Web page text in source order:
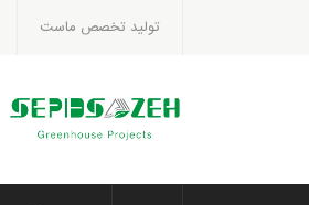
تولید تخصص ماست